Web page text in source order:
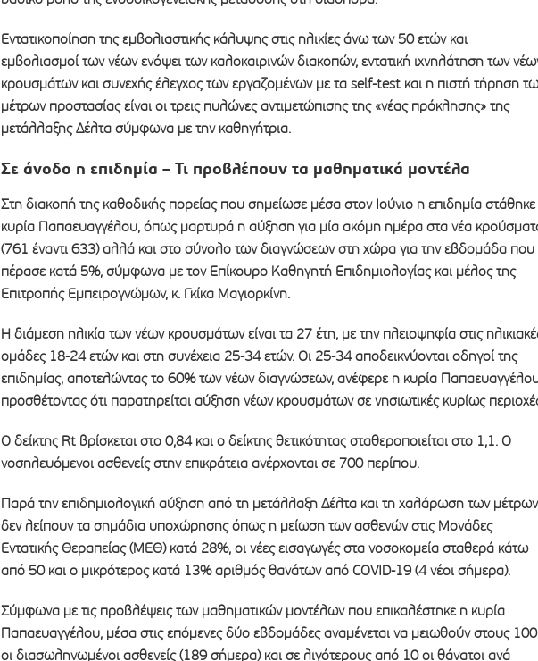
Εντατικοποίηση της εμβολιαστικής κάλυψης στις ηλικίες άνω των 50 ετών και
εμβολιασμοί των νέων ενόψει των καλοκαιρινών διακοπών, εντατική ιχνηλάτηση των
κρουσμάτων και συνεχής έλεγχος των εργαζομένων με τα self-test και η πιστή τήρηση
μέτρων προστασίας είναι οι τρεις πυλώνες αντιμετώπισης της «νέας πρόκλησης» της
μετάλλαξης Δέλτα σύμφωνα με την καθηγήτρια.
Σε άνοδο η επιδημία – Τι προβλέπουν τα μαθηματικά μοντέλα
Στη διακοπή της καθοδικής πορείας που σημείωσε μέσα στον Ιούνιο η επιδημία
κυρία Παπαευαγγέλου, όπως μαρτυρά η αύξηση για μία ακόμη ημέρα στα νέα
(761 έναντι 633) αλλά και στο σύνολο των διαγνώσεων στη χώρα για την εβδομάδα που
πέρασε κατά 5%, σύμφωνα με τον Επίκουρο Καθηγητή Επιδημιολογίας και μέλος της
Επιτροπής Εμπειρογνώμων, κ. Γκίκα Μαγιορκίνη.
Η διάμεση ηλικία των νέων κρουσμάτων είναι τα 27 έτη, με την πλειοψηφία στις
ομάδες 18-24 ετών και στη συνέχεια 25-34 ετών. Οι 25-34 αποδεικνύονται οδηγοί της
επιδημίας, αποτελώντας το 60% των νέων διαγνώσεων, ανέφερε η κυρία
προσθέτοντας ότι παρατηρείται αύξηση νέων κρουσμάτων σε νησιωτικές κυρίως
Ο δείκτης Rt βρίσκεται στο 0,84 και ο δείκτης θετικότητας σταθεροποιείται στο 1,1. Ο
νοσηλευόμενοι ασθενείς στην επικράτεια ανέρχονται σε 700 περίπου.
Παρά την επιδημιολογική αύξηση από τη μετάλλαξη Δέλτα και τη χαλάρωση των
δεν λείπουν τα σημάδια υποχώρησης όπως η μείωση των ασθενών στις Μονάδες
Εντατικής Θεραπείας (ΜΕΘ) κατά 28%, οι νέες εισαγωγές στα νοσοκομεία σταθερά κάτω
από 50 και ο μικρότερος κατά 13% αριθμός θανάτων από COVID-19 (4 νέοι σήμερα).
Σύμφωνα με τις προβλέψεις των μαθηματικών μοντέλων που επικαλέστηκε η κυρία
Παπαευαγγέλου, μέσα στις επόμενες δύο εβδομάδες αναμένεται να μειωθούν στους 100
οι διασωληνωμένοι ασθενείς (189 σήμερα) και σε λιγότερους από 10 οι θάνατοι ανά